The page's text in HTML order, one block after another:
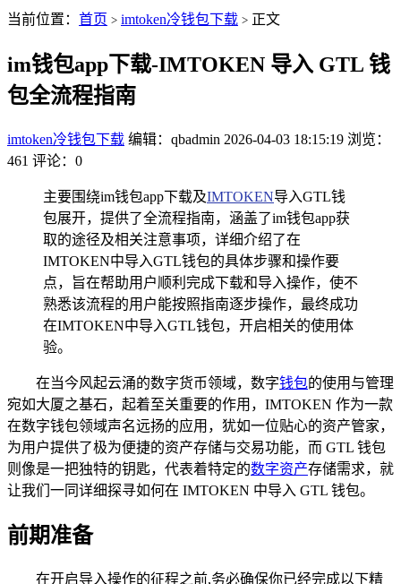
当前位置： 首页 > imtoken冷钱包下载 > 正文
im钱包app下载-IMTOKEN 导入 GTL 钱
包全流程指南
imtoken冷钱包下载 编辑：qbadmin 2026-04-03 18:15:19 浏览：
461 评论：0
主要围绕im钱包app下载及IMTOKEN导入GTL钱
包展开，提供了全流程指南，涵盖了im钱包app获
取的途径及相关注意事项，详细介绍了在
IMTOKEN中导入GTL钱包的具体步骤和操作要
点，旨在帮助用户顺利完成下载和导入操作，使不
熟悉该流程的用户能按照指南逐步操作，最终成功
在IMTOKEN中导入GTL钱包，开启相关的使用体
验。
在当今风起云涌的数字货币领域，数字钱包的使用与管理
宛如大厦之基石，起着至关重要的作用，IMTOKEN 作为一款
在数字钱包领域声名远扬的应用，犹如一位贴心的资产管家，
为用户提供了极为便捷的资产存储与交易功能，而 GTL 钱包
则像是一把独特的钥匙，代表着特定的数字资产存储需求，就
让我们一同详细探寻如何在 IMTOKEN 中导入 GTL 钱包。
前期准备
在开启导入操作的征程之前,务必确保你已经完成以下精